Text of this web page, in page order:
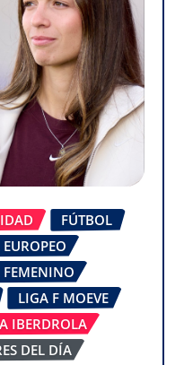
FÚTBOL
FEMENINO
LIGA F MOEVE
IBERDROLA
DEL DÍA